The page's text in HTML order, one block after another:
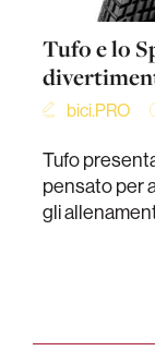
Tufo e lo
bici.PRO
Tufo
pensato per
gli